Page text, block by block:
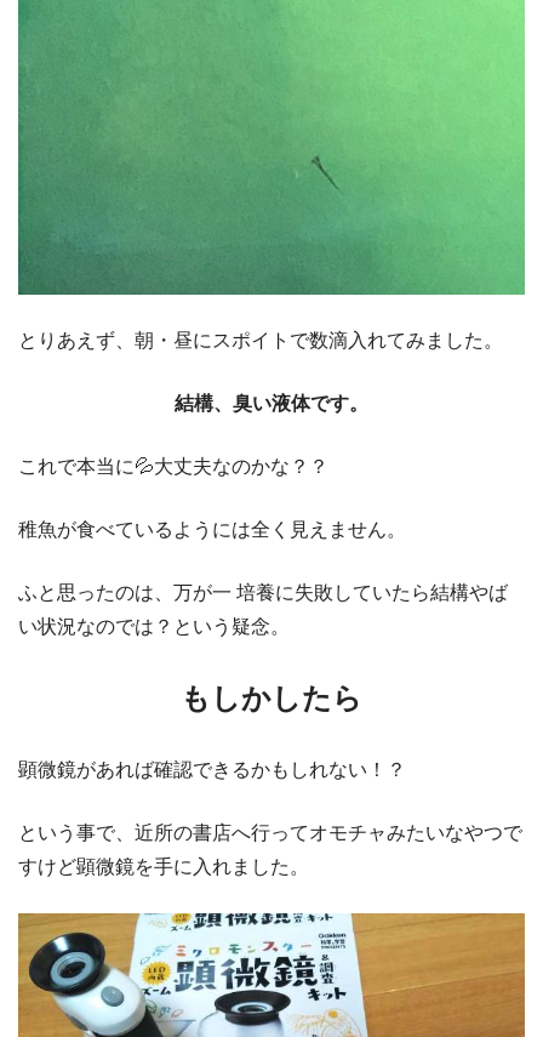
とりあえず、朝・昼にスポイトで数滴入れてみました。
結構、臭い液体です。
これで本当に💦大丈夫なのかな？？
稚魚が食べているようには全く見えません。
ふと思ったのは、万が一 培養に失敗していたら結構やば
い状況なのでは？という疑念。
もしかしたら
顕微鏡があれば確認できるかもしれない！？
という事で、近所の書店へ行ってオモチャみたいなやつで
すけど顕微鏡を手に入れました。